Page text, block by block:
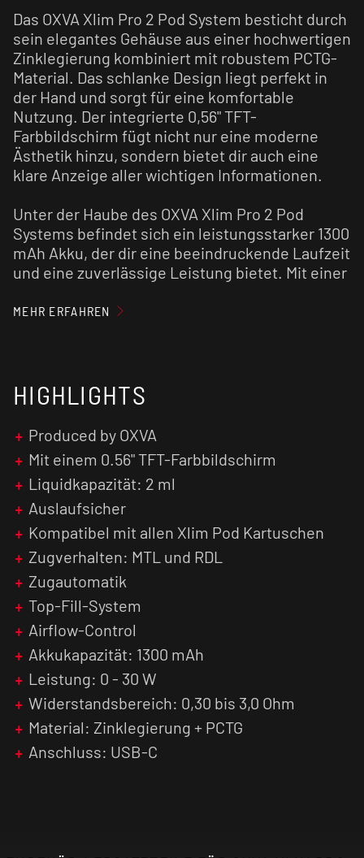
Das OXVA Xlim Pro 2 Pod System besticht durch
sein elegantes Gehäuse aus einer hochwertigen
Zinklegierung kombiniert mit robustem PCTG-
Material. Das schlanke Design liegt perfekt in
der Hand und sorgt für eine komfortable
Nutzung. Der integrierte 0,56" TFT-
Farbbildschirm fügt nicht nur eine moderne
Ästhetik hinzu, sondern bietet dir auch eine
klare Anzeige aller wichtigen Informationen.
Unter der Haube des OXVA Xlim Pro 2 Pod
Systems befindet sich ein leistungsstarker 1300
mAh Akku, der dir eine beeindruckende Laufzeit
und eine zuverlässige Leistung bietet. Mit einer
Widerstandsbereich von 0,30 bis 3,0 Ohm,
Nachfüllen derPod-Kartusche
Kapazität von 2 ml sehr einfach, während die
Zugautomatik das Dampfen für dich noch
angenehmer macht.
Der Feuertaster des OXVA Xlim Pro 2 ist
multifunktional und bietet eine einfache
Bedienung:
Ein- ausschalten: 5 Mal innerhalb von 2
Sekunden drücken
Bedienungsanleitung: Tasten lange gedrückt
halten
Leistung anpassen: 3 Mal innerhalb von 2
Sekunden drücken
Zugzähler zurücksetzen: 7 Mal innerhalb von
2,5 Sekunden drücken
MEHR ERFAHREN
HIGHLIGHTS
Produced by OXVA
Mit einem 0.56" TFT-Farbbildschirm
Liquidkapazität: 2 ml
Auslaufsicher
Kompatibel mit allen Xlim Pod Kartuschen
Zugverhalten: MTL und RDL
Zugautomatik
Top-Fill-System
Airflow-Control
Akkukapazität: 1300 mAh
Leistung: 0 - 30 W
Widerstandsbereich: 0,30 bis 3,0 Ohm
Material: Zinklegierung + PCTG
Anschluss: USB-C